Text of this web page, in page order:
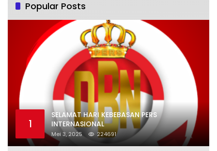
Popular Posts
1
SELAMAT HARI KEBEBASAN PERS
INTERNASIONAL
Mei 3, 2025 224691